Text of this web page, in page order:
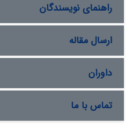
راهنمای نویسندگان
ارسال مقاله
داوران
تماس با ما